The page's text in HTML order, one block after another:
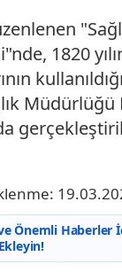
1820
Müdürlüğü
Önemli Haberler